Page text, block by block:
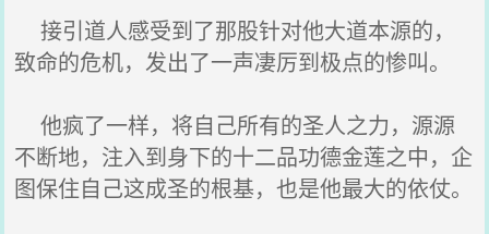
接引道人感受到了那股针对他大道本源的，
致命的危机，发出了一声凄厉到极点的惨叫。
他疯了一样，将自己所有的圣人之力，源源
不断地，注入到身下的十二品功德金莲之中，企
图保住自己这成圣的根基，也是他最大的依仗。